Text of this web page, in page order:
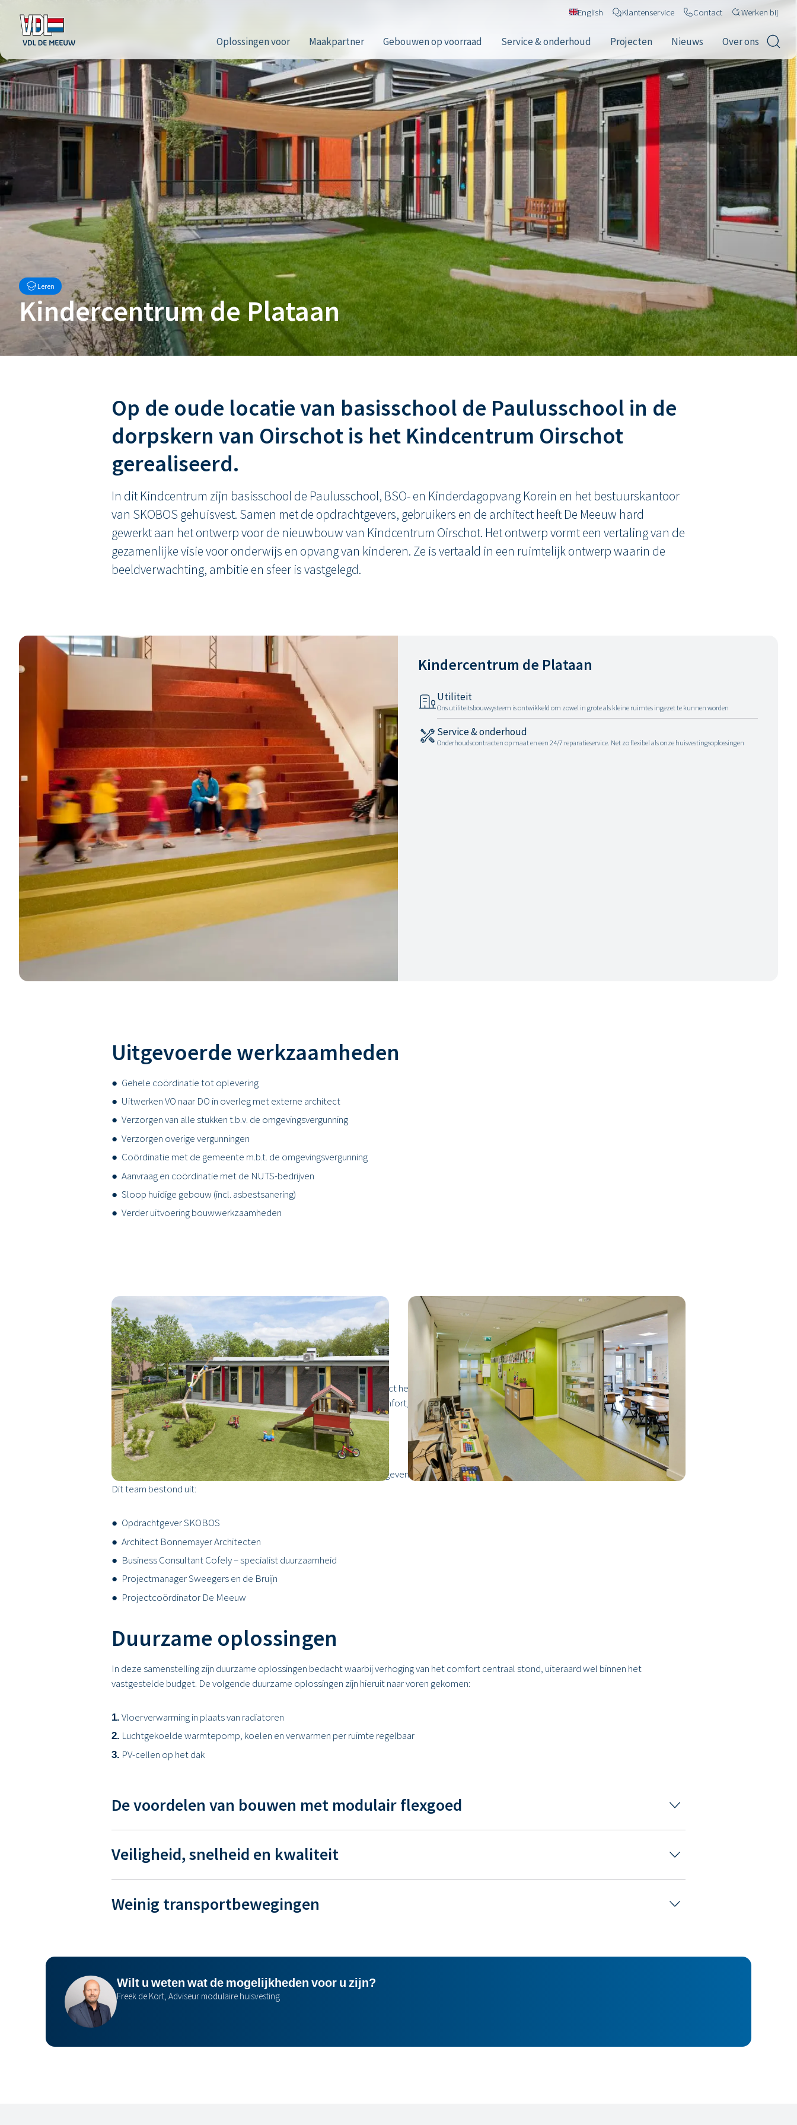
English Klantenservice Contact Werken bij
Oplossingen voor Maakpartner Gebouwen op voorraad Service & onderhoud Projecten Nieuws Over ons
Leren
Kindercentrum de Plataan
Op de oude locatie van basisschool de Paulusschool in de
dorpskern van Oirschot is het Kindcentrum Oirschot
gerealiseerd.
In dit Kindcentrum zijn basisschool de Paulusschool, BSO- en Kinderdagopvang Korein en het bestuurskantoor
van SKOBOS gehuisvest. Samen met de opdrachtgevers, gebruikers en de architect heeft De Meeuw hard
gewerkt aan het ontwerp voor de nieuwbouw van Kindcentrum Oirschot. Het ontwerp vormt een vertaling van de
gezamenlijke visie voor onderwijs en opvang van kinderen. Ze is vertaald in een ruimtelijk ontwerp waarin de
beeldverwachting, ambitie en sfeer is vastgelegd.
Kindercentrum de Plataan
Utiliteit
Ons utiliteitsbouwsysteem is ontwikkeld om zowel in grote als kleine ruimtes ingezet te kunnen worden
Service & onderhoud
Onderhoudscontracten op maat en een 24/7 reparatieservice. Net zo flexibel als onze huisvestingsoplossingen
Uitgevoerde werkzaamheden
Gehele coördinatie tot oplevering
Uitwerken VO naar DO in overleg met externe architect
Verzorgen van alle stukken t.b.v. de omgevingsvergunning
Verzorgen overige vergunningen
Coördinatie met de gemeente m.b.t. de omgevingsvergunning
Aanvraag en coördinatie met de NUTS-bedrijven
Sloop huidige gebouw (incl. asbestsanering)
Verder uitvoering bouwwerkzaamheden
Frisse scholen klasse B
Voor het Kindcentrum Oirschot hebben de opdrachtgevers en architect het niveau van het binnenmilieu gelegd op Frisse Scholen Klasse B. Dit
geldt voor alle thema’s: Energie, Binnenluchtkwaliteit, Thermisch Comfort, Visueel Comfort en Akoestisch Comfort.
Duurzaamheid
Nadat de opdracht voor de realisatie van Kindcentrum Oirschot is gegeven is in teamverband gekeken naar aanvullende duurzame oplossingen.
Dit team bestond uit:
Opdrachtgever SKOBOS
Architect Bonnemayer Architecten
Business Consultant Cofely – specialist duurzaamheid
Projectmanager Sweegers en de Bruijn
Projectcoördinator De Meeuw
Duurzame oplossingen
In deze samenstelling zijn duurzame oplossingen bedacht waarbij verhoging van het comfort centraal stond, uiteraard wel binnen het
vastgestelde budget. De volgende duurzame oplossingen zijn hieruit naar voren gekomen:
Vloerverwarming in plaats van radiatoren
Luchtgekoelde warmtepomp, koelen en verwarmen per ruimte regelbaar
PV-cellen op het dak
De voordelen van bouwen met modulair flexgoed
Veiligheid, snelheid en kwaliteit
Weinig transportbewegingen
Wilt u weten wat de mogelijkheden voor u zijn?
Freek de Kort, Adviseur modulaire huisvesting